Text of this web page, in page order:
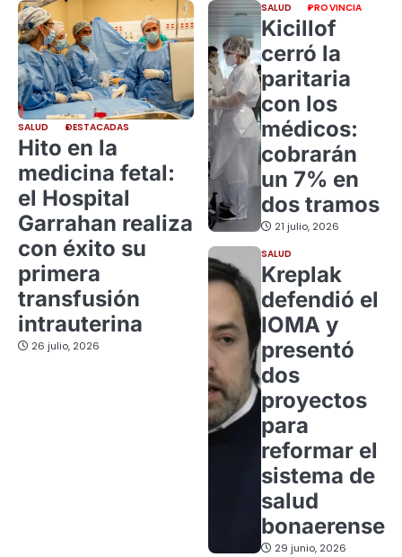
SALUD DESTACADAS
Hito en la
medicina fetal:
el Hospital
Garrahan realiza
con éxito su
primera
transfusión
intrauterina
26 julio, 2026
SALUD PROVINCIA
Kicillof
cerró la
paritaria
con los
médicos:
cobrarán
un 7% en
dos tramos
21 julio, 2026
SALUD
Kreplak
defendió el
IOMA y
presentó
dos
proyectos
para
reformar el
sistema de
salud
bonaerense
29 junio, 2026